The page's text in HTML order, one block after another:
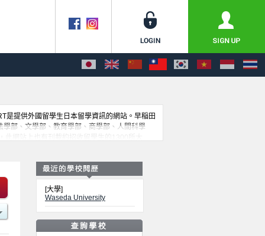
是提供外國留學生日本留學資訊的網站。早稲田
部、文學部、教育學部、商學部、人間科學
[大學]
Waseda University